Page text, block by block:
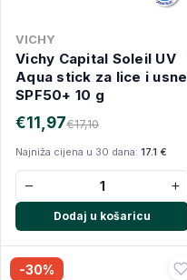
VICHY
Vichy Capital Soleil UV
Aqua stick za lice i usne
SPF50+ 10 g
€17,10
€11,97
Najniža cijena u 30 dana: 17.1 €
− +
Dodaj u košaricu
-30%